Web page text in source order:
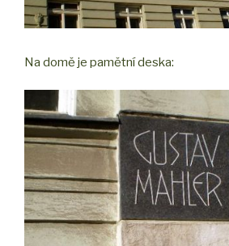
Na domě je pamětní deska: